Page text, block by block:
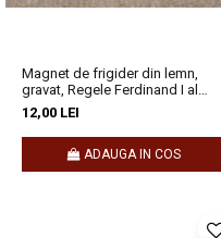
Magnet de frigider din lemn,
gravat, Regele Ferdinand I al
Romaniei
12,00 LEI
ADAUGA IN COS